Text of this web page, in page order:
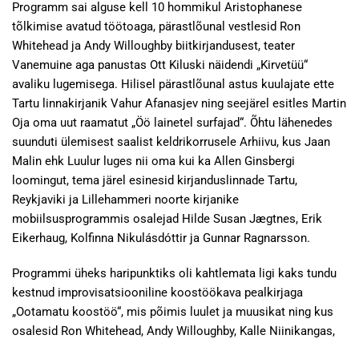
Programm sai alguse kell 10 hommikul Aristophanese
tõlkimise avatud töötoaga, pärastlõunal vestlesid Ron
Whitehead ja Andy Willoughby biitkirjandusest, teater
Vanemuine aga panustas Ott Kiluski näidendi „Kirvetüü“
avaliku lugemisega. Hilisel pärastlõunal astus kuulajate ette
Tartu linnakirjanik Vahur Afanasjev ning seejärel esitles Martin
Oja oma uut raamatut „Öö lainetel surfajad“. Õhtu lähenedes
suunduti ülemisest saalist keldrikorrusele Arhiivu, kus Jaan
Malin ehk Luulur luges nii oma kui ka Allen Ginsbergi
loomingut, tema järel esinesid kirjanduslinnade Tartu,
Reykjaviki ja Lillehammeri noorte kirjanike
mobiilsusprogrammis osalejad Hilde Susan Jægtnes, Erik
Eikerhaug, Kolfinna Nikulásdóttir ja Gunnar Ragnarsson.
Programmi üheks haripunktiks oli kahtlemata ligi kaks tundu
kestnud improvisatsiooniline koostöökava pealkirjaga
„Ootamatu koostöö“, mis põimis luulet ja muusikat ning kus
osalesid Ron Whitehead, Andy Willoughby, Kalle Niinikangas,